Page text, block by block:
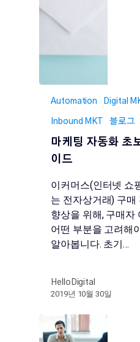
Automation Digital
Inbound MKT 블로그
마케팅 자동화 초
이드
이커머스(인터넷 쇼
는 전자상거래) 구매
향상을 위해, 구매자
어떤 부분을 고려해
알아봅니다. 초기…
HelloDigital
2019년 10월 30일